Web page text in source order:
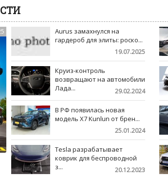
Как купить автомобиль
юридической чистоты, залог,
ограничения»
Aurus замахнулся на
гардероб для элиты: роско...
19.07.2025
Круиз-контроль
возвращают на автомобили
Лада...
29.02.2024
В РФ появилась новая
модель X7 Kunlun от брен...
25.01.2024
Tesla разрабатывает
коврик для беспроводной
з...
20.12.2023